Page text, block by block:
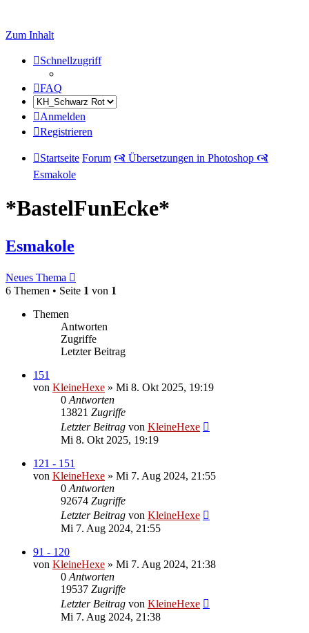
Zum Inhalt
Schnellzugriff
FAQ
Anmelden
Registrieren
Startseite Forum 🙧 Übersetzungen in Photoshop 🙧
Esmakole
*BastelFunEcke*
Esmakole
Neues Thema
6 Themen • Seite 1 von 1
Themen
Antworten
Zugriffe
Letzter Beitrag
151
von KleineHexe » Mi 8. Okt 2025, 19:19
0 Antworten
13821 Zugriffe
Letzter Beitrag von KleineHexe
Mi 8. Okt 2025, 19:19
121 - 151
von KleineHexe » Mi 7. Aug 2024, 21:55
0 Antworten
92674 Zugriffe
Letzter Beitrag von KleineHexe
Mi 7. Aug 2024, 21:55
91 - 120
von KleineHexe » Mi 7. Aug 2024, 21:38
0 Antworten
19537 Zugriffe
Letzter Beitrag von KleineHexe
Mi 7. Aug 2024, 21:38